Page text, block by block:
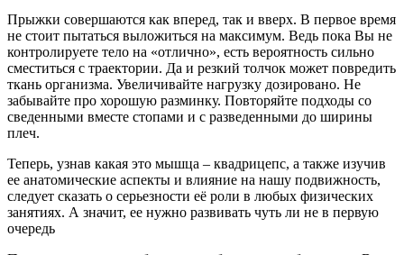
Прыжки совершаются как вперед, так и вверх. В первое время
не стоит пытаться выложиться на максимум. Ведь пока Вы не
контролируете тело на «отлично», есть вероятность сильно
сместиться с траектории. Да и резкий толчок может повредить
ткань организма. Увеличивайте нагрузку дозировано. Не
забывайте про хорошую разминку. Повторяйте подходы со
сведенными вместе стопами и с разведенными до ширины
плеч.
Теперь, узнав какая это мышца – квадрицепс, а также изучив
ее анатомические аспекты и влияние на нашу подвижность,
следует сказать о серьезности её роли в любых физических
занятиях. А значит, ее нужно развивать чуть ли не в первую
очередь